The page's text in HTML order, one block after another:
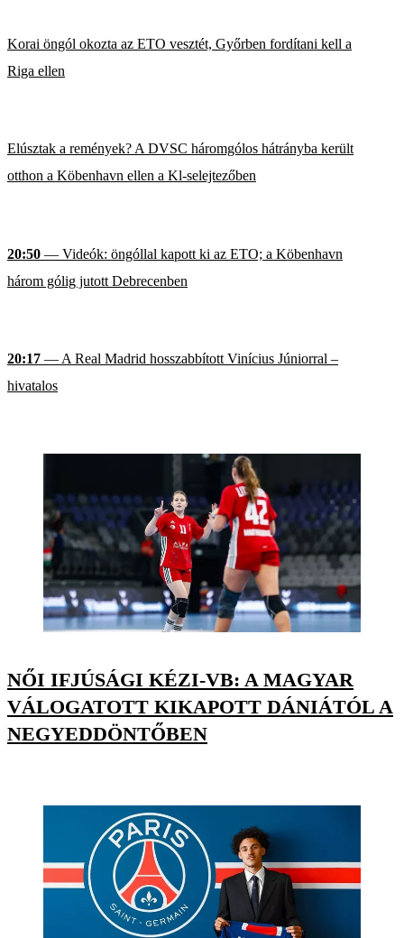
Korai öngól okozta az ETO vesztét, Győrben fordítani kell a
Riga ellen
Elúsztak a remények? A DVSC háromgólos hátrányba került
otthon a Köbenhavn ellen a Kl-selejtezőben
20:50 — Videók: öngóllal kapott ki az ETO; a Köbenhavn
három gólig jutott Debrecenben
20:17 — A Real Madrid hosszabbított Vinícius Júniorral –
hivatalos
NŐI IFJÚSÁGI KÉZI-VB: A MAGYAR
VÁLOGATOTT KIKAPOTT DÁNIÁTÓL A
NEGYEDDÖNTŐBEN